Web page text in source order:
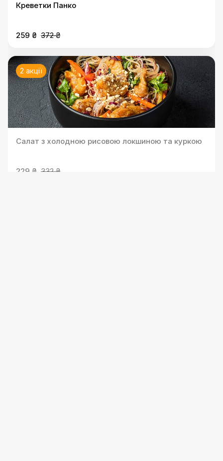
Креветки Панко
259 ₴ 372 ₴
2 акції
Салат з холодною рисовою локшиною та куркою
229 ₴ 332 ₴